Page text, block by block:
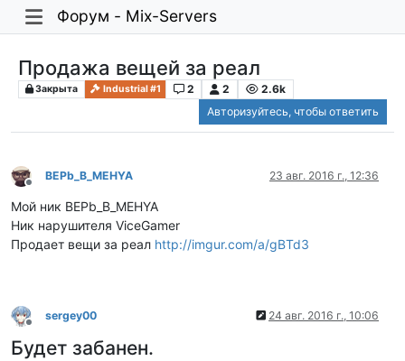
Форум - Mix-Servers
Продажа вещей за реал
Закрыта Industrial #1 2 2
2.6k
Авторизуйтесь, чтобы ответить
Не в сети
BEPb_B_MEHYA 23 авг. 2016 г., 12:36
Мой ник BEPb_B_MEHYA
Ник нарушителя ViceGamer
Продает вещи за реал http://imgur.com/a/gBTd3
Не в сети
sergey00 24 авг. 2016 г., 10:06
Будет забанен.